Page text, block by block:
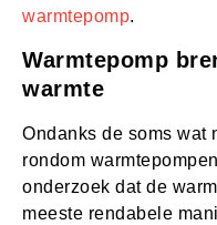
warmtepomp.
Warmtepomp
warmte
Ondanks de soms wat
rondom
onderzoek dat de
meeste rendabele